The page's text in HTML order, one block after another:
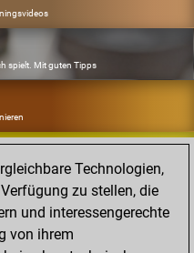
spielt. Mit guten Tipps
Technologien,
zu stellen, die
und interessengerechte
von ihrem